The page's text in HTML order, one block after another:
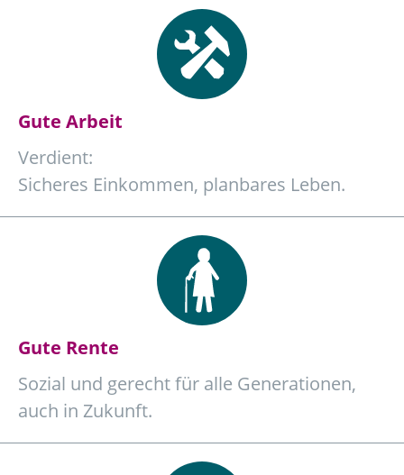
Gute Arbeit
Verdient:
Sicheres Einkommen, planbares Leben.
Gute Rente
Sozial und gerecht für alle Generationen,
auch in Zukunft.